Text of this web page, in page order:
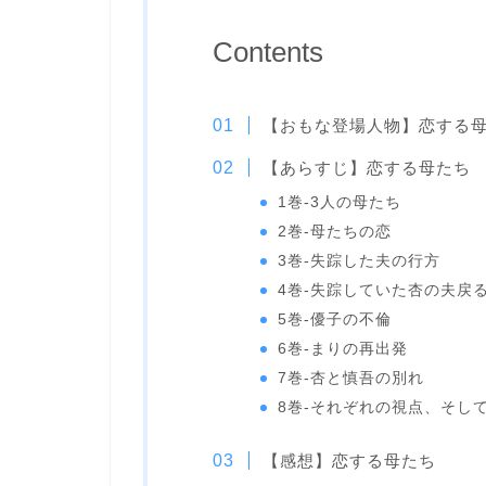
Contents
【おもな登場人物】恋する
【あらすじ】恋する母たち
1巻-3人の母たち
2巻-母たちの恋
3巻-失踪した夫の行方
4巻-失踪していた杏の夫戻る
5巻-優子の不倫
6巻-まりの再出発
7巻-杏と慎吾の別れ
8巻-それぞれの視点、そし
【感想】恋する母たち